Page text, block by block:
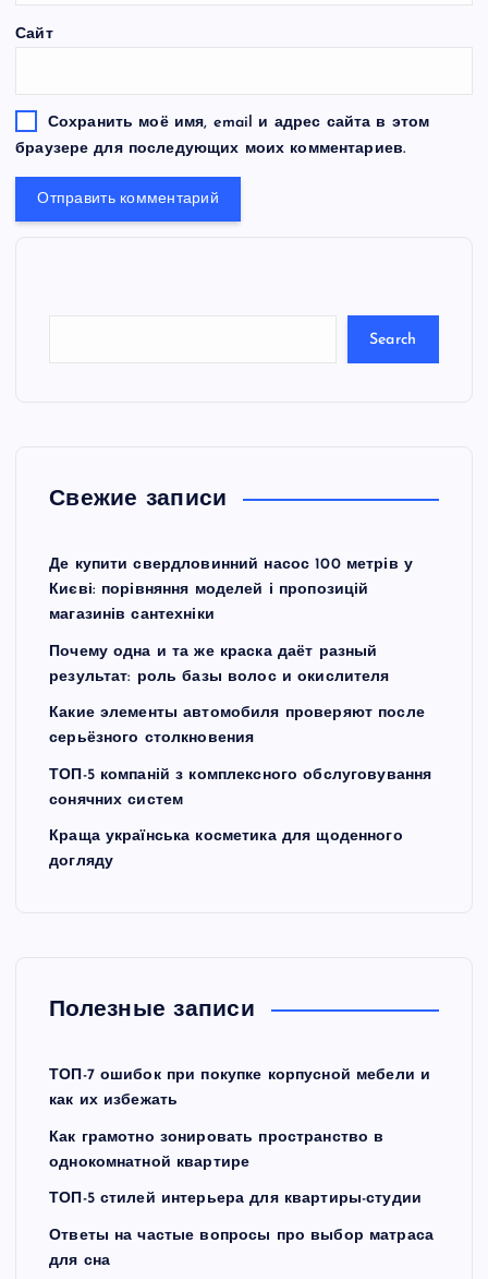
Сайт
Сохранить моё имя, email и адрес сайта в этом
браузере для последующих моих комментариев.
S
e
Search
Свежие записи
Де купити свердловинний насос 100 метрів у
Києві: порівняння моделей і пропозицій
магазинів сантехніки
Почему одна и та же краска даёт разный
результат: роль базы волос и окислителя
Какие элементы автомобиля проверяют после
серьёзного столкновения
ТОП-5 компаній з комплексного обслуговування
сонячних систем
Краща українська косметика для щоденного
догляду
Полезные записи
ТОП-7 ошибок при покупке корпусной мебели и
как их избежать
Как грамотно зонировать пространство в
однокомнатной квартире
ТОП-5 стилей интерьера для квартиры-студии
Ответы на частые вопросы про выбор матраса
для сна